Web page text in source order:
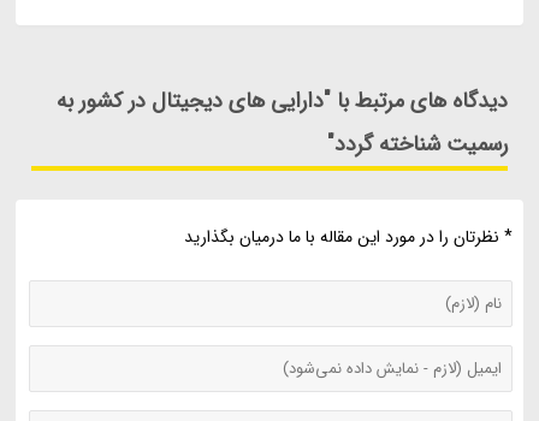
دیدگاه های مرتبط با "دارایی های دیجیتال در کشور به
رسمیت شناخته گردد"
* نظرتان را در مورد این مقاله با ما درمیان بگذارید